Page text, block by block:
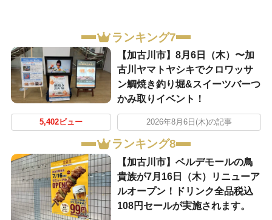
ランキング7
【加古川市】8月6日（木）〜加
古川ヤマトヤシキでクロワッサ
ン鯛焼き釣り堀&スイーツバーつ
かみ取りイベント！
5,402ビュー 2026年8月6日(木)の記事
ランキング8
【加古川市】ベルデモールの鳥
貴族が7月16日（木）リニューア
ルオープン！ドリンク全品税込
108円セールが実施されます。